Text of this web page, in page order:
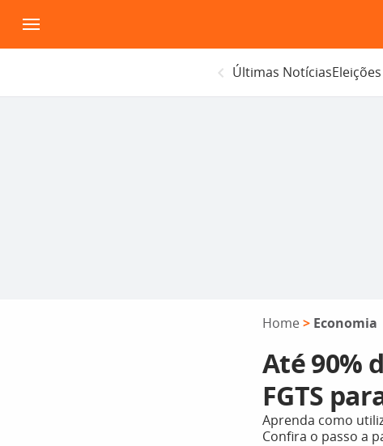
para
o
Últimas Notícias
Home > Economia
Até 90%
FGTS
Aprenda como
Confira o passo a